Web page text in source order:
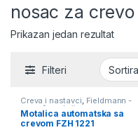
nosac za crevo
Prikazan jedan rezultat
Filteri
Creva i nastavci, Fieldmann -
mesečna akcija
Motalica automatska sa
crevom FZH 1221